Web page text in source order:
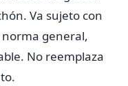
Va sujeto con
norma general,
No reemplaza